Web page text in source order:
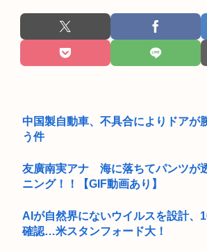
中国製自動車、不具合によりドアが
う件
友廣南実アナ 海に落ちてパンツが
ニング！！【GIF動画あり】
AIが自然界にないウイルスを設計、
確認…米スタンフォード大！